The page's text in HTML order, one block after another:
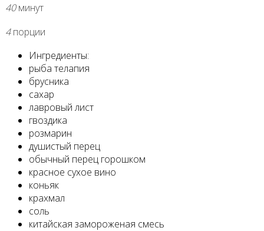
40минут
4порции
Ингредиенты:
рыба телапия
брусника
сахар
лавровый лист
гвоздика
розмарин
душистый перец
обычный перец горошком
красное сухое вино
коньяк
крахмал
соль
китайская замороженая смесь